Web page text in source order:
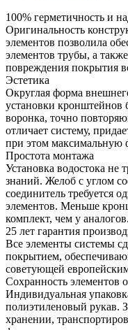
100% герметичность и
Оригинальность
элементов позволила
элементов трубы, а
повреждения покрытия
Эстетика
Округлая форма
установки кронштейнов
воронка, точно
отличает систему,
при этом максимальную
Простота монтажа
Установка водостока не
знаний. Желоб с углом
соединитель требуется
элементов. Меньше
комплект, чем у аналогов.
25 лет гарантия
Все элементы системы
покрытием,
советующей
Сохранность элементов
Индивидуальная
полиэтиленовый рукав.
хранении,